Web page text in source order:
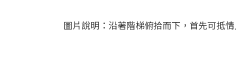
圖片說明：沿著階梯俯拾而下，首先可抵情